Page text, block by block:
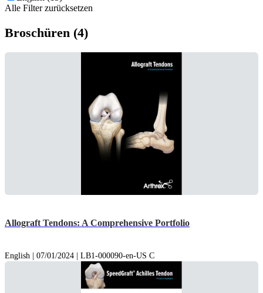
Alle Filter zurücksetzen
Broschüren (4)
Allograft Tendons: A Comprehensive Portfolio
English | 07/01/2024 | LB1-000090-en-US C